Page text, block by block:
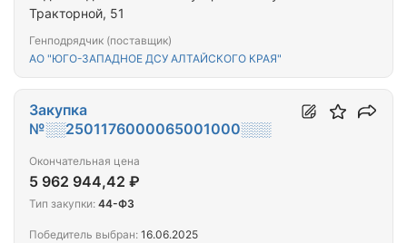
Тракторной, 51
Генподрядчик (поставщик)
АО "ЮГО-ЗАПАДНОЕ ДСУ АЛТАЙСКОГО КРАЯ"
Закупка
№░░2501176000065001000░░░
Окончательная цена
5 962 944,42 ₽
Тип закупки: 44-ФЗ
Победитель выбран: 16.06.2025